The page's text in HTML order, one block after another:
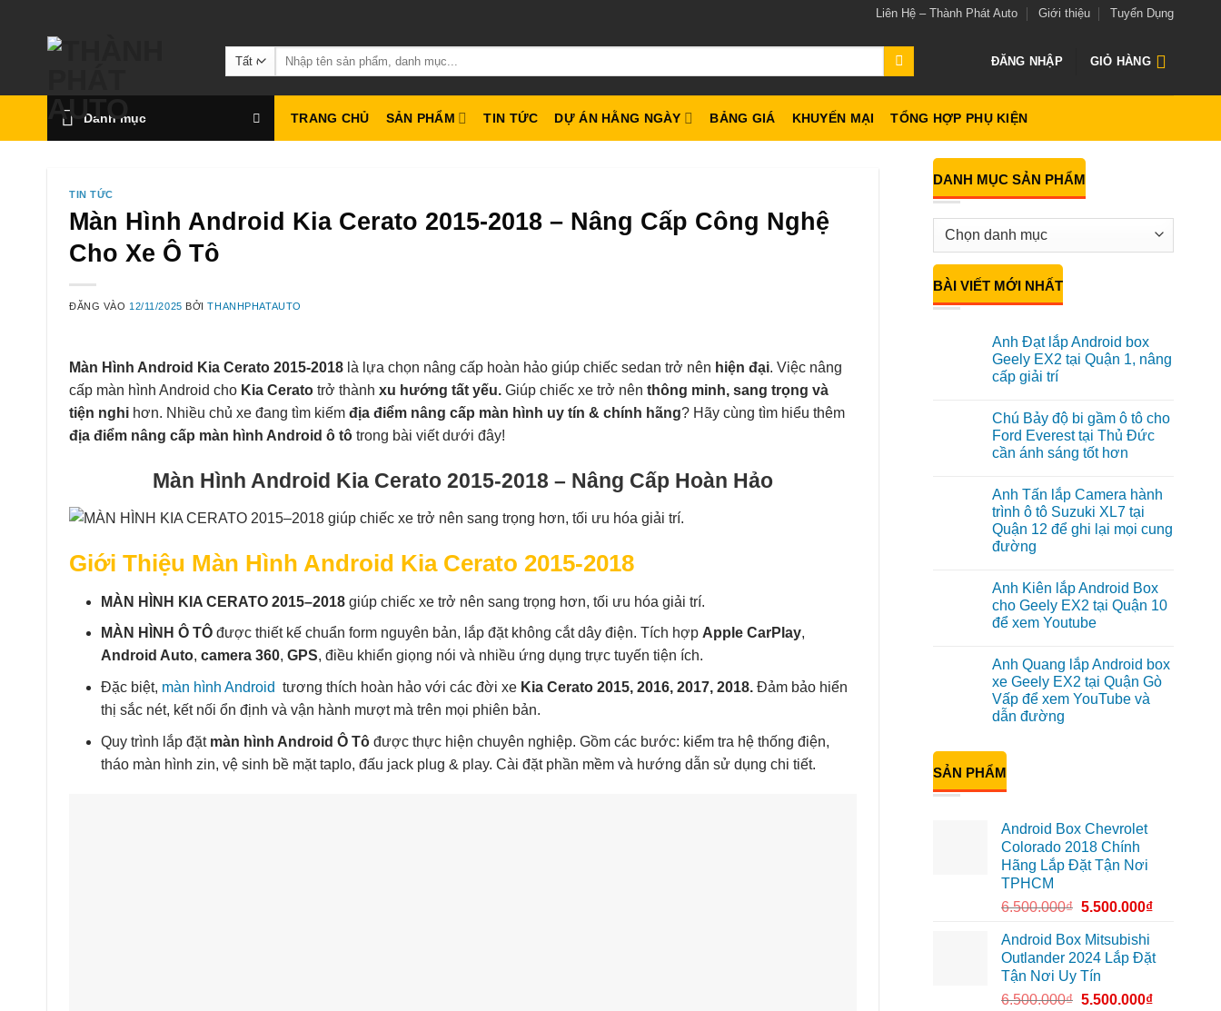
Liên Hệ – Thành Phát Auto Giới thiệu Tuyển Dụng
Tìm
kiếm:
ĐĂNG NHẬP GIỎ HÀNG
Danh mục TRANG CHỦ SẢN PHẨM TIN TỨC DỰ ÁN HẰNG NGÀY BẢNG GIÁ KHUYẾN MẠI TỔNG HỢP PHỤ KIỆN
TIN TỨC
Màn Hình Android Kia Cerato 2015-2018 – Nâng Cấp Công Nghệ
Cho Xe Ô Tô
ĐĂNG VÀO 12/11/2025 BỞITHANHPHATAUTO
Màn Hình Android Kia Cerato 2015-2018 là lựa chọn nâng cấp hoàn hảo giúp chiếc sedan trở nên hiện đại. Việc nâng
cấp màn hình Android cho Kia Cerato trở thành xu hướng tất yếu. Giúp chiếc xe trở nên thông minh, sang trọng và
tiện nghi hơn. Nhiều chủ xe đang tìm kiếm địa điểm nâng cấp màn hình uy tín & chính hãng? Hãy cùng tìm hiểu thêm
địa điểm nâng cấp màn hình Android ô tô trong bài viết dưới đây!
Màn Hình Android Kia Cerato 2015-2018 – Nâng Cấp Hoàn Hảo
Giới Thiệu Màn Hình Android Kia Cerato 2015-2018
MÀN HÌNH KIA CERATO 2015–2018 giúp chiếc xe trở nên sang trọng hơn, tối ưu hóa giải trí.
MÀN HÌNH Ô TÔ được thiết kế chuẩn form nguyên bản, lắp đặt không cắt dây điện. Tích hợp Apple CarPlay,
Android Auto, camera 360, GPS, điều khiển giọng nói và nhiều ứng dụng trực tuyến tiện ích.
Đặc biệt, màn hình Android tương thích hoàn hảo với các đời xe Kia Cerato 2015, 2016, 2017, 2018. Đảm bảo hiển
thị sắc nét, kết nối ổn định và vận hành mượt mà trên mọi phiên bản.
Quy trình lắp đặt màn hình Android Ô Tô được thực hiện chuyên nghiệp. Gồm các bước: kiểm tra hệ thống điện,
tháo màn hình zin, vệ sinh bề mặt taplo, đấu jack plug & play. Cài đặt phần mềm và hướng dẫn sử dụng chi tiết.
DANH MỤC SẢN PHẨM
BÀI VIẾT MỚI NHẤT
Anh Đạt lắp Android box
Geely EX2 tại Quận 1, nâng
cấp giải trí
bình
luận
ở
Anh
Android
box
Geely
EX2
tại
Quận
cấp
giải
trí
Chú Bảy độ bi gầm ô tô cho
Ford Everest tại Thủ Đức
cần ánh sáng tốt hơn
bình
luận
ở
Chú
Bảy
độ
ô
tô
cho
Ford
Thủ
Đức
cần
ánh
sáng
tốt
Anh Tấn lắp Camera hành
trình ô tô Suzuki XL7 tại
Quận 12 để ghi lại mọi cung
đường
bình
luận
ở
Anh
Camera
hành
trình
ô
tô
Suzuki
Quận
12
để
ghi
cung
đường
Anh Kiên lắp Android Box
cho Geely EX2 tại Quận 10
để xem Youtube
bình
luận
ở
Anh
Kiên
lắp
cho
Geely
tại
xem
Youtube
Anh Quang lắp Android box
xe Geely EX2 tại Quận Gò
Vấp để xem YouTube và
dẫn đường
bình
luận
ở
Anh
Android
box
Geely
EX2
Quận
Gò
xem
YouTube
dẫn
đường
SẢN PHẨM
Android Box Chevrolet
Colorado 2018 Chính
Hãng Lắp Đặt Tận Nơi
TPHCM
6.500.000₫ 5.500.000₫
Android Box Mitsubishi
Outlander 2024 Lắp Đặt
Tận Nơi Uy Tín
6.500.000₫ 5.500.000₫